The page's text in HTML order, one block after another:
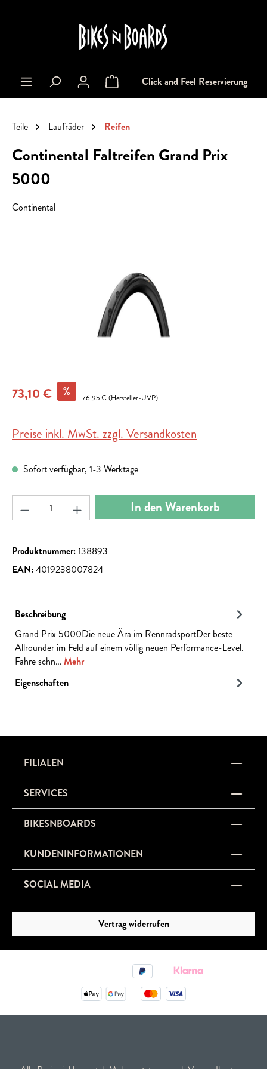
Warenkorb enthält 0 Positionen. Der
Click and Feel Reservierung
Teile Laufräder Reifen
Continental Faltreifen Grand Prix
5000
Continental
73,10 € % 76,95 €(Hersteller-UVP)
Preise inkl. MwSt. zzgl. Versandkosten
Sofort verfügbar, 1-3 Werktage
Produkt Anzahl: Gib den gewünschten Wert ein
In den Warenkorb
Produktnummer:138893
EAN:4019238007824
Beschreibung
Grand Prix 5000Die neue Ära im RennradsportDer beste
Allrounder im Feld auf einem völlig neuen Performance-Level.
Fahre schn… Mehr
Eigenschaften
FILIALEN
SERVICES
BIKESNBOARDS
KUNDENINFORMATIONEN
SOCIAL MEDIA
Vertrag widerrufen